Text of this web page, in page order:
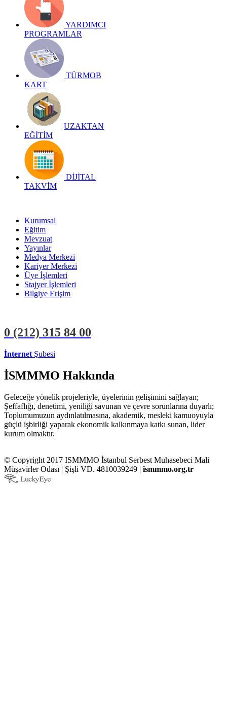
YARDIMCI
PROGRAMLAR
TÜRMOB
KART
UZAKTAN
EĞİTİM
DİJİTAL
TAKVİM
Kurumsal
Eğitim
Mevzuat
Yayınlar
Medya Merkezi
Kariyer Merkezi
Üye İşlemleri
Stajyer İşlemleri
Bilgiye Erişim
0 (212) 315 84 00
İnternet Şubesi
İSMMMO Hakkında
Geleceğe yönelik projeleriyle, üyelerinin gelişimini sağlayan;
Şeffaflığı, denetimi, yeniliği savunan ve çevre sorunlarına duyarlı;
Toplumumuzun aydınlatılmasına, akademik, mesleki kamuoyuyla
güçlü işbirliği yaparak ekonomik kalkınmaya katkı sunan, lider
kurum olmaktır.
© Copyright 2017 ISMMMO İstanbul Serbest Muhasebeci Mali
Müşavirler Odası | Şişli VD. 4810039249 | ismmmo.org.tr